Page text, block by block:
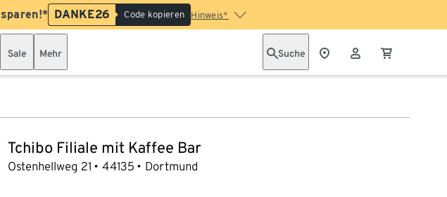
DANKE26 Code kopieren Hinweis*
Sale Mehr Suche
Tchibo Filiale mit Kaffee Bar
Ostenhellweg 21 44135 Dortmund